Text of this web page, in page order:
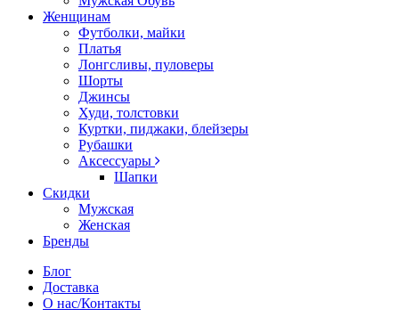
Женщинам
Футболки, майки
Платья
Лонгсливы, пуловеры
Шорты
Джинсы
Худи, толстовки
Куртки, пиджаки, блейзеры
Рубашки
Аксессуары
Шапки
Скидки
Мужская
Женская
Бренды
Блог
Доставка
О нас/Контакты